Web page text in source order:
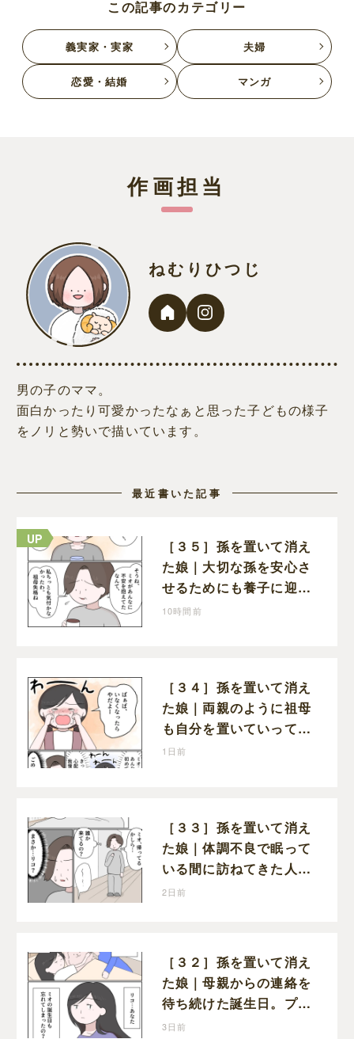
この記事のカテゴリー
義実家・実家 夫婦
恋愛・結婚 マンガ
作画担当
ねむりひつじ
男の子のママ。
面白かったり可愛かったなぁと思った子どもの様子
をノリと勢いで描いています。
最近書いた記事
［３５］孫を置いて消え
た娘｜大切な孫を安心さ
せるためにも養子に迎え
ることを決心する
10時間前
［３４］孫を置いて消え
た娘｜両親のように祖母
も自分を置いていってし
まうのでは？と怯えて泣
1日前
［３３］孫を置いて消え
た娘｜体調不良で眠って
いる間に訪ねてきた人物
は誰？娘が戻ってきたの
2日前
［３２］孫を置いて消え
た娘｜母親からの連絡を
待ち続けた誕生日。プレ
ゼントもお祝いの言葉も
3日前